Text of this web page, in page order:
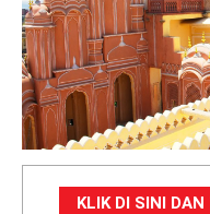
KLIK DI SINI